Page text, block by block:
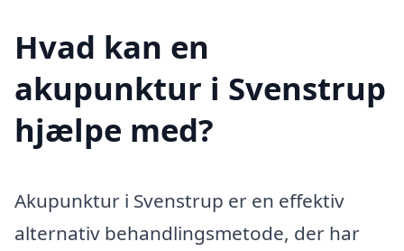
Hvad kan en
akupunktur i Svenstrup
hjælpe med?
Akupunktur i Svenstrup er en effektiv
alternativ behandlingsmetode, der har